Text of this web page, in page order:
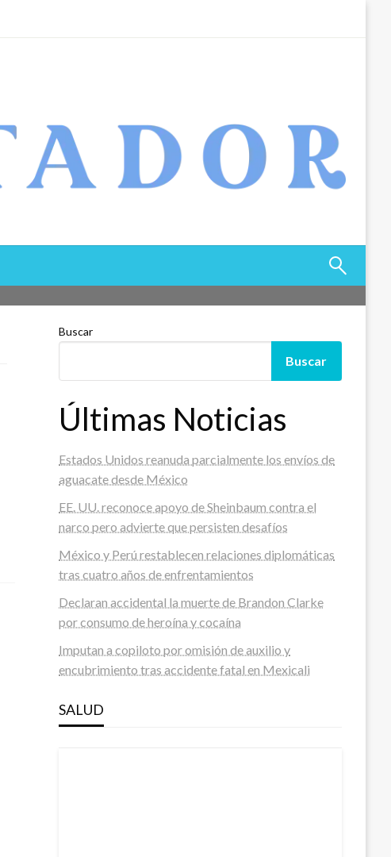
Buscar
Buscar
Últimas Noticias
Estados Unidos reanuda parcialmente los envíos de
aguacate desde México
EE. UU. reconoce apoyo de Sheinbaum contra el
narco pero advierte que persisten desafíos
México y Perú restablecen relaciones diplomáticas
tras cuatro años de enfrentamientos
Declaran accidental la muerte de Brandon Clarke
por consumo de heroína y cocaína
Imputan a copiloto por omisión de auxilio y
encubrimiento tras accidente fatal en Mexicali
SALUD